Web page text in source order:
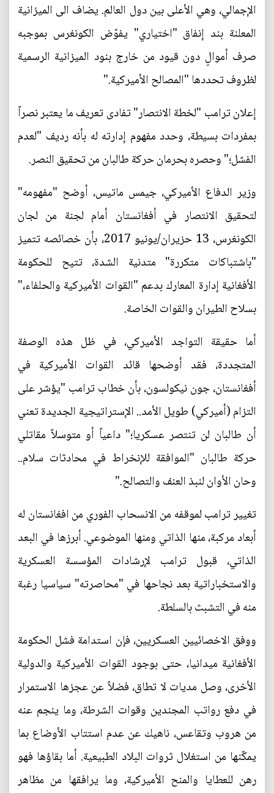
الإجمالي، وهي الأعلى بين دول العالم. يضاف الى الميزانية
المعلنة بند إنفاق "اختياري" يفوّض الكونغرس بموجبه
صرف أموالٍ دون قيود من خارج بنود الميزانية الرسمية
لظروف تحددها "المصالح الأميركية."
إعلان ترامب "لخطة الانتصار" تفادى تعريف ما يعتبر نصراً
بمفردات بسيطة، وحدد مفهوم إدارته له بأنه رديف "لعدم
الفشل؛" وحصره بحرمان حركة طالبان من تحقيق النصر.
وزير الدفاع الأميركي، جيمس ماتيس، أوضح "مفهومه"
لتحقيق الانتصار في أفغانستان أمام لجنة من لجان
الكونغرس، 13 حزيران/يونيو 2017، بأن خصائصه تتميز
"باشتباكات متكررة" متدنية الشدة، تتيح للحكومة
الأفغانية إدارة المعارك بدعم "القوات الأميركية والحلفاء،"
بسلاح الطيران والقوات الخاصة.
أما حقيقة التواجد الأميركي، في ظل هذه الوصفة
المتجددة، فقد أوضحها قائد القوات الأميركية في
أفغانستان، جون نيكولسون، بأن خطاب ترامب "يؤشر على
التزام (أميركي) طويل الأمد.. الإستراتيجية الجديدة تعني
أن طالبان لن تنتصر عسكريا؛" داعياً أو متوسلاً مقاتلي
حركة طالبان "الموافقة للإنخراط في محادثات سلام..
وحان الأوان لنبذ العنف والتصالح."
تغيير ترامب لموقفه من الانسحاب الفوري من افغانستان له
أبعاد مركبة، منها الذاتي ومنها الموضوعي. أبرزها في البعد
الذاتي، قبول ترامب لإرشادات المؤسسة العسكرية
والاستخباراتية بعد نجاحها في "محاصرته" سياسيا رغبة
منه في التشبث بالسلطة.
ووفق الاخصائيين العسكريين، فإن استدامة فشل الحكومة
الأفغانية ميدانيا، حتى بوجود القوات الأميركية والدولية
الأخرى، وصل مديات لا تطاق، فضلاً عن عجزها الاستمرار
في دفع رواتب المجندين وقوات الشرطة، وما ينجم عنه
من هروب وتقاعس، ناهيك عن عدم استتاب الأوضاع بما
يمكّنها من استغلال ثروات البلاد الطبيعية. أما بقاؤها فهو
رهن للعطايا والمنح الأميركية، وما يرافقها من مظاهر